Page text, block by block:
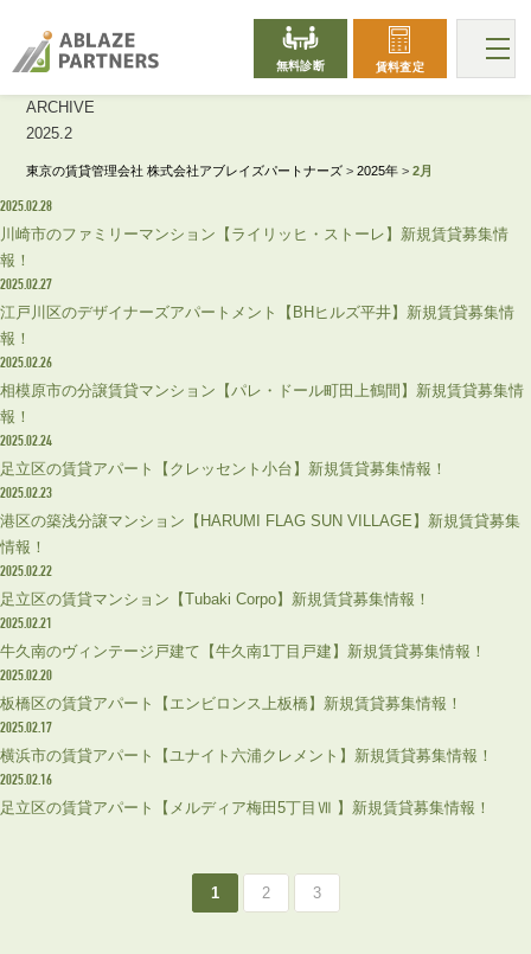
無料診断 賃料査定
ARCHIVE
2025.2
東京の賃貸管理会社 株式会社アブレイズパートナーズ >2025年 >2月
2025.02.28
川崎市のファミリーマンション【ライリッヒ・ストーレ】新規賃貸募集情
報！
2025.02.27
江戸川区のデザイナーズアパートメント【BHヒルズ平井】新規賃貸募集情
報！
2025.02.26
相模原市の分譲賃貸マンション【パレ・ドール町田上鶴間】新規賃貸募集情
報！
2025.02.24
足立区の賃貸アパート【クレッセント小台】新規賃貸募集情報！
2025.02.23
港区の築浅分譲マンション【HARUMI FLAG SUN VILLAGE】新規賃貸募集
情報！
2025.02.22
足立区の賃貸マンション【Tubaki Corpo】新規賃貸募集情報！
2025.02.21
牛久南のヴィンテージ戸建て【牛久南1丁目戸建】新規賃貸募集情報！
2025.02.20
板橋区の賃貸アパート【エンビロンス上板橋】新規賃貸募集情報！
2025.02.17
横浜市の賃貸アパート【ユナイト六浦クレメント】新規賃貸募集情報！
2025.02.16
足立区の賃貸アパート【メルディア梅田5丁目Ⅶ 】新規賃貸募集情報！
1 2 3